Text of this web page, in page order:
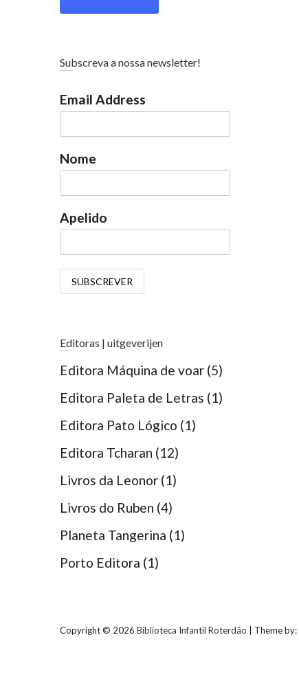
Subscreva a nossa newsletter!
Email Address
Nome
Apelido
Editoras | uitgeverijen
Editora Máquina de voar (5)
Editora Paleta de Letras (1)
Editora Pato Lógico (1)
Editora Tcharan (12)
Livros da Leonor (1)
Livros do Ruben (4)
Planeta Tangerina (1)
Porto Editora (1)
Copyright © 2026 Biblioteca Infantil Roterdão | Theme by: